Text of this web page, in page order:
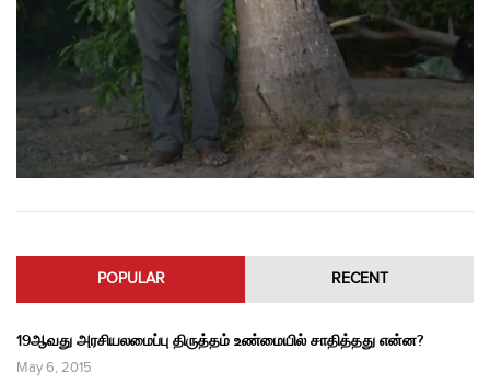
POPULAR RECENT
19ஆவது அரசியலமைப்பு திருத்தம் உண்மையில் சாதித்தது என்ன?
May 6, 2015